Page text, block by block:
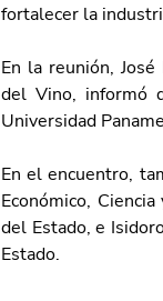
fortalecer la
En la reunión,
del Vino, informó
Universidad
En el encuentro,
Económico,
del Estado, e
Estado.